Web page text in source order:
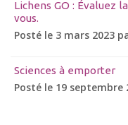
Lichens GO : Évaluez
vous.
Posté le 3 mars 2023
Sciences à emporter
Posté le 19 septembre